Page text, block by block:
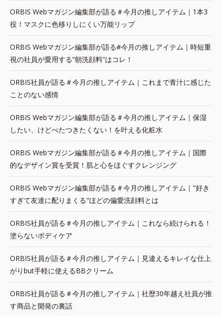
ORBIS Webマガジン編集部が語る＃今月の推しアイテム｜1本3
役！マスクに色移りしにくい万能リップ
ORBIS Webマガジン編集部が語る#今月の推しアイテム｜時短重
視の社員が愛用する“朝洗顔料”はコレ！
ORBIS社員が語る＃今月の推しアイテム｜これまで青汁に感じた
ことのない感情
ORBIS Webマガジン編集部が語る＃今月の推しアイテム｜保湿
したい、けどべたつきたくない！を叶える化粧水
ORBIS Webマガジン編集部が語る＃今月の推しアイテム｜国際
的なデザイン賞を受賞！肌と心をほぐすクレンジング
ORBIS Webマガジン編集部が語る＃今月の推しアイテム｜"好き
すぎて友達に配りまくる"ほどの偏愛洗顔料とは
ORBIS社員が語る＃今月の推しアイテム｜これなら続けられる！
塗らないボディケア
ORBIS社員が語る＃今月の推しアイテム｜見違えるキレイな仕上
がりbut手軽に使えるBBクリーム
ORBIS社員が語る＃今月の推しアイテム｜社歴30年越え社員が推
す商品と開発の裏話